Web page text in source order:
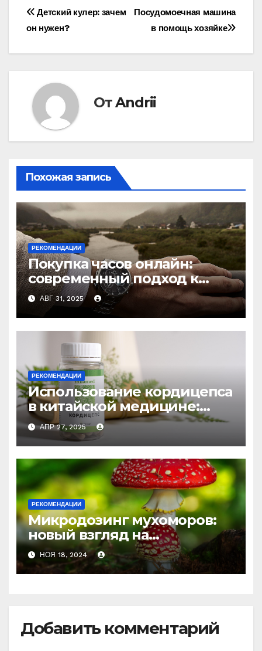
Навигация
по
Посудомоечная машина
в помощь хозяйке
Детский кулер: зачем
он нужен?
ОтAndrii
Похожая запись
РЕКОМЕНДАЦИИ
Покупка часов онлайн:
современный подход к
выбору аксессуаров
АВГ 31, 2025
РЕКОМЕНДАЦИИ
Использование кордицепса
в китайской медицине:
природное средство
против усталости и
истощения
АПР 27, 2025
РЕКОМЕНДАЦИИ
Микродозинг мухоморов:
новый взгляд на
психоделику
НОЯ 18, 2024
Добавить комментарий